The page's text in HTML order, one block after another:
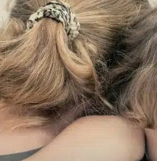
Viver
Mais